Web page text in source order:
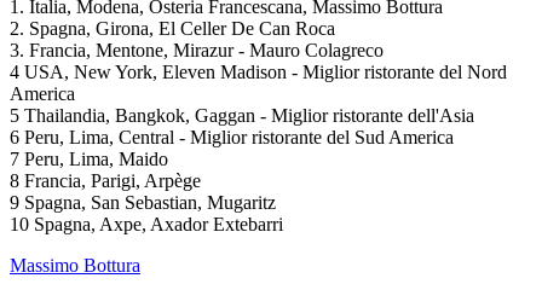
1. Italia, Modena, Osteria Francescana, Massimo Bottura
2. Spagna, Girona, El Celler De Can Roca
3. Francia, Mentone, Mirazur - Mauro Colagreco
4 USA, New York, Eleven Madison - Miglior ristorante del Nord
America
5 Thailandia, Bangkok, Gaggan - Miglior ristorante dell'Asia
6 Peru, Lima, Central - Miglior ristorante del Sud America
7 Peru, Lima, Maido
8 Francia, Parigi, Arpège
9 Spagna, San Sebastian, Mugaritz
10 Spagna, Axpe, Axador Extebarri
Massimo Bottura